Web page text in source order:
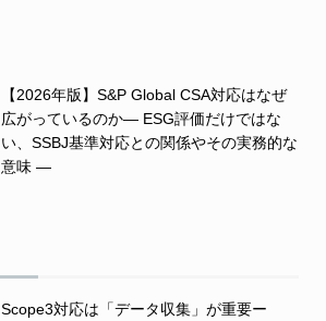
【2026年版】S&P Global CSA対応はなぜ
広がっているのか― ESG評価だけではな
い、SSBJ基準対応との関係やその実務的な
意味 ―
Scope3対応は「データ収集」が重要ー